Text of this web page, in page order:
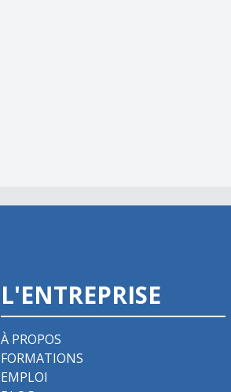
L'ENTREPRISE
À PROPOS
FORMATIONS
EMPLOI